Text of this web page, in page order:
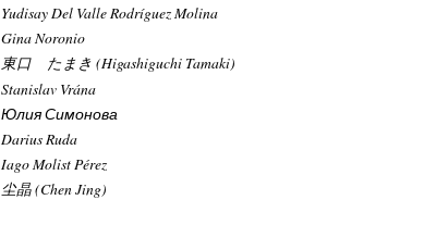
Yudisay Del Valle Rodríguez Molina
Gina Noronio
東口 たまき (Higashiguchi Tamaki)
Stanislav Vrána
Юлия Симонова
Darius Ruda
Iago Molist Pérez
尘晶 (Chen Jing)